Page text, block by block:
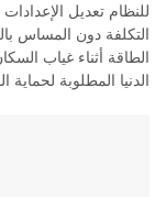
للنظام تعديل الإعدادات
التكلفة دون المساس
الطاقة أثناء غياب
الدنيا المطلوبة لحماية